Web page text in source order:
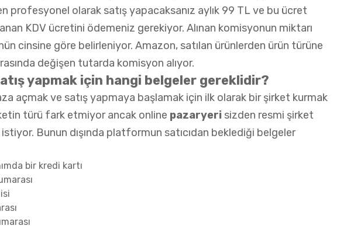
profesyonel olarak satış yapacaksanız aylık 99 TL ve bu ücret
KDV ücretini ödemeniz gerekiyor. Alınan komisyonun miktarı
cinsine göre belirleniyor. Amazon, satılan ürünlerden ürün türüne
değişen tutarda komisyon alıyor.
yapmak için hangi belgeler gereklidir?
açmak ve satış yapmaya başlamak için ilk olarak bir şirket kurmak
türü fark etmiyor ancak online pazaryeri sizden resmi şirket
istiyor. Bunun dışında platformun satıcıdan beklediği belgeler
bir kredi kartı